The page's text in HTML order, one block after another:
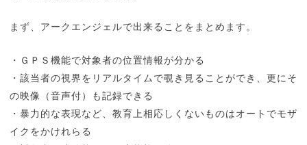
まず、アークエンジェルで出来ることをまとめます。
・ＧＰＳ機能で対象者の位置情報が分かる
・該当者の視界をリアルタイムで覗き見ることができ、更にそ
の映像（音声付）も記録できる
・暴力的な表現など、教育上相応しくないものはオートでモザ
イクをかけれらる